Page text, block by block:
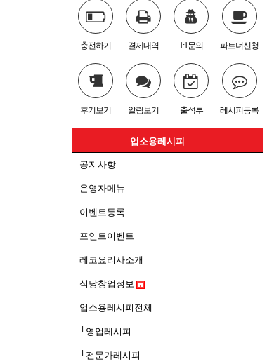
충전하기 결제내역 1:1문의 파트너신청
후기보기 알림보기 출석부 레시피등록
업소용레시피
공지사항
운영자메뉴
이벤트등록
포인트이벤트
레코요리사소개
식당창업정보
업소용레시피전체
└영업레시피
└전문가레시피